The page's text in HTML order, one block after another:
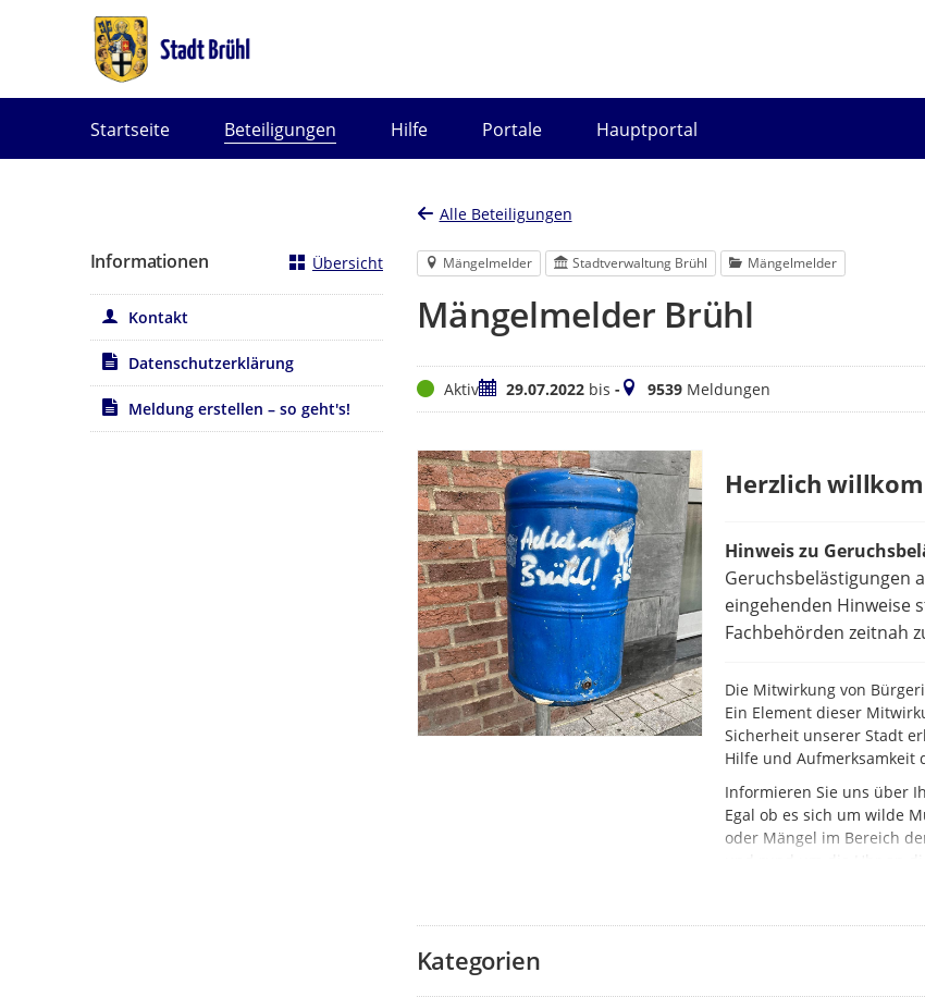
Startseite Beteiligungen Hilfe Portale Hauptportal
Alle Beteiligungen
Mängelmelder Stadtverwaltung Brühl Mängelmelder
Mängelmelder Brühl
StatusAktivZeitraum
29.07.2022bis -Meldungen
9539Meldungen
Herzlich
Hinweis zu
Geruchsbelästigungen
eingehenden Hinweise
Fachbehörden zeitnah
Die Mitwirkung von
Ein Element dieser
Sicherheit unserer Stadt
Hilfe und Aufmerksamkeit
Informieren Sie uns über
Egal ob es sich um wilde
oder Mängel im Bereich
Kategorien
Informationen Übersicht
Kontakt
Datenschutzerklärung
Meldung erstellen – so geht's!